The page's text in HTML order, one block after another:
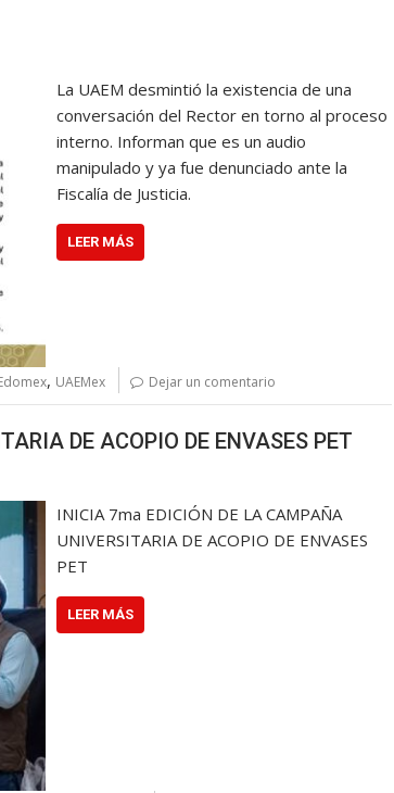
La UAEM desmintió la existencia de una
conversación del Rector en torno al proceso
interno. Informan que es un audio
manipulado y ya fue denunciado ante la
Fiscalía de Justicia.
LEER MÁS
, UAEMex Dejar un comentario
DE ACOPIO DE ENVASES PET
INICIA 7ma EDICIÓN DE LA CAMPAÑA
UNIVERSITARIA DE ACOPIO DE ENVASES
PET
LEER MÁS